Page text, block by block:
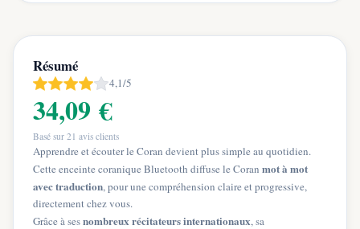
Résumé
4,1/5
34,09 €
Basé sur 21 avis clients
Apprendre et écouter le Coran devient plus simple au quotidien.
Cette enceinte coranique Bluetooth diffuse le Coran mot à mot
avec traduction, pour une compréhension claire et progressive,
directement chez vous.
Grâce à sesnombreux récitateurs internationaux, sa